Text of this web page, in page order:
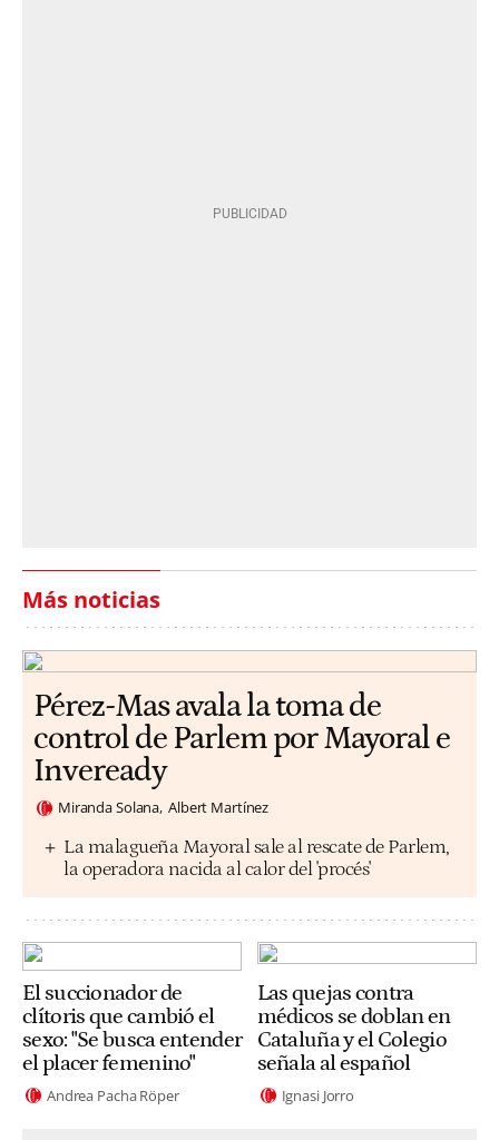
Más noticias
Pérez-Mas avala la toma de
control de Parlem por Mayoral e
Inveready
Miranda Solana Albert Martínez
La malagueña Mayoral sale al rescate de Parlem,
la operadora nacida al calor del 'procés'
El succionador de
clítoris que cambió el
sexo: "Se busca entender
el placer femenino"
Andrea Pacha Röper
Las quejas contra
médicos se doblan en
Cataluña y el Colegio
señala al español
Ignasi Jorro